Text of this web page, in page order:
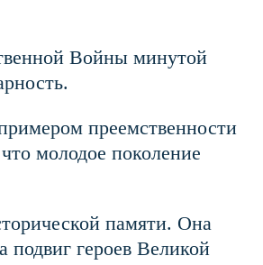
Войны минутой
преемственности
молодое поколение
памяти. Она
подвиг героев Великой